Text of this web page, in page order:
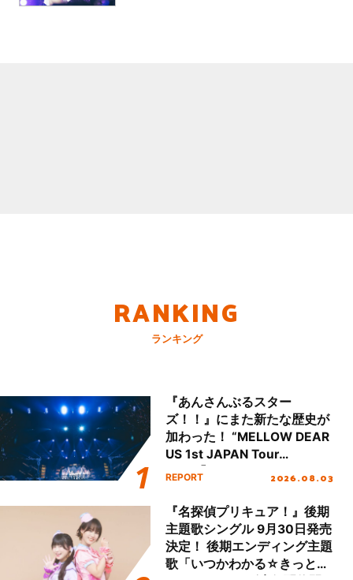
RANKING
ランキング
『あんさんぶるスター
ズ！！』にまた新たな歴史が
加わった！ “MELLOW DEAR
US 1st JAPAN Tour
Final「NICE to meet YOU
ート!!
REPORT 2026.08.03
『名探偵プリキュア！』後期
主題歌シングル 9月30日発売
決定！ 後期エンディング主題
歌「いつかわかる☆きっとあ